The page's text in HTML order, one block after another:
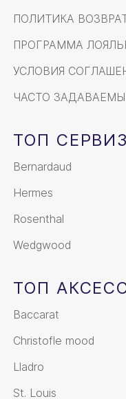
ПОЛИТИКА
ПРОГРАММА
УСЛОВИЯ
ЧАСТО
ТОП
Bernardaud
Hermes
Rosenthal
Wedgwood
ТОП
Baccarat
Christofle mood
Lladro
St. Louis